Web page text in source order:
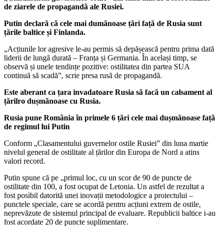
de ziarele de propagandă ale Rusiei.
Putin declară că cele mai dumănoase țări față de Rusia sunt
țările baltice și Finlanda.
„Acțiunile lor agresive le-au permis să depășească pentru prima dată
liderii de lungă durată – Franța și Germania. În același timp, se
observă și unele tendințe pozitive: ostilitatea din partea SUA
continuă să scadă”, scrie presa rusă de propagandă.
Este aberant ca țara invadatoare Rusia să facă un calsament al
țărilro dușmănoase cu Rusia.
Rusia pune România în primele 6 țări cele mai dușmănoase față
de regimul lui Putin
Conform „Clasamentului guvernelor ostile Rusiei” din luna martie
nivelul general de ostilitate al țărilor din Europa de Nord a atins
valori record.
Putin spune că pe „primul loc, cu un scor de 90 de puncte de
ostilitate din 100, a fost ocupat de Letonia. Un astfel de rezultat a
fost posibil datorită unei inovații metodologice a proiectului –
punctele speciale, care se acordă pentru acțiuni extrem de ostile,
neprevăzute de sistemul principal de evaluare. Republicii baltice i-au
fost acordate 20 de puncte suplimentare.